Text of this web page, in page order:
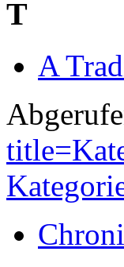
T
A